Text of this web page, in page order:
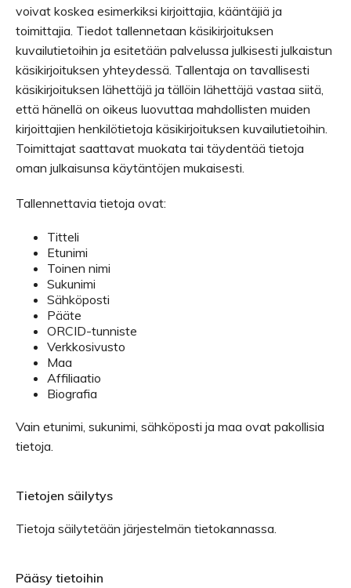
voivat koskea esimerkiksi kirjoittajia, kääntäjiä ja
toimittajia. Tiedot tallennetaan käsikirjoituksen
kuvailutietoihin ja esitetään palvelussa julkisesti julkaistun
käsikirjoituksen yhteydessä. Tallentaja on tavallisesti
käsikirjoituksen lähettäjä ja tällöin lähettäjä vastaa siitä,
että hänellä on oikeus luovuttaa mahdollisten muiden
kirjoittajien henkilötietoja käsikirjoituksen kuvailutietoihin.
Toimittajat saattavat muokata tai täydentää tietoja
oman julkaisunsa käytäntöjen mukaisesti.
Tallennettavia tietoja ovat:
Titteli
Etunimi
Toinen nimi
Sukunimi
Sähköposti
Pääte
ORCID-tunniste
Verkkosivusto
Maa
Affiliaatio
Biografia
Vain etunimi, sukunimi, sähköposti ja maa ovat pakollisia
tietoja.
Tietojen säilytys
Tietoja säilytetään järjestelmän tietokannassa.
Pääsy tietoihin